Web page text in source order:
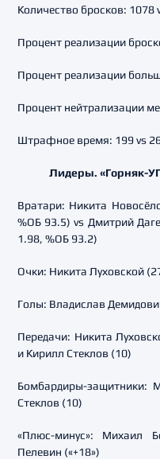
Количество бросков: 1078
Процент реализации
Процент реализации
Процент нейтрализации
Штрафное время: 199 vs
Лидеры. «Горняк-
Вратари: Никита
%ОБ 93.5) vs Дмитрий
1.98, %ОБ 93.2)
Очки: Никита Луховской
Голы: Владислав
Передачи: Никита
и Кирилл Стеклов (10)
Бомбардиры-защитники:
Стеклов (10)
«Плюс-минус»: Михаил
Пелевин («+18»)